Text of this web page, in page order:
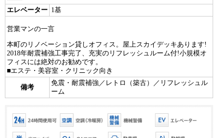
エレベーター 1基
営業マンの一言
本町のリノベーション貸しオフィス。屋上スカイデッキあります!
2018年耐震補強工事完了、充実のリフレッシュルーム付!小規模オ
フィスには絶対のお勧めです。
■エステ・美容室・クリニック向き
備考
免震・耐震補強／レトロ（築古）／リフレッシュル
ーム